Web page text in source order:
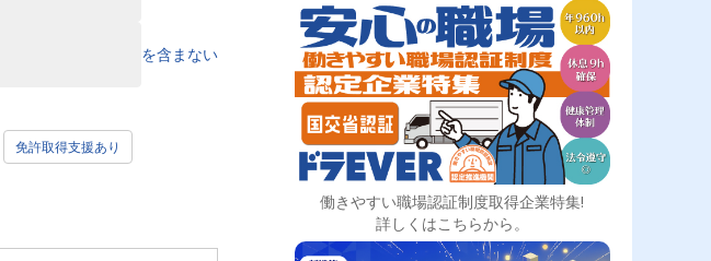
を含まない
免許取得支援あり
働きやすい職場認証制度取得企業特集!
詳しくはこちらから。